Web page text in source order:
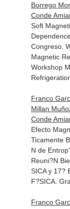
Borrego
Conde
Soft
Congreso.
Magnetic
Workshop
Franco
Millan
Conde
Efecto
Ticamente
N de
Reuni?N
SICA y 17?
F?SICA.
Franco